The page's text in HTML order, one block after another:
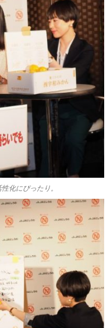
化にぴったり。